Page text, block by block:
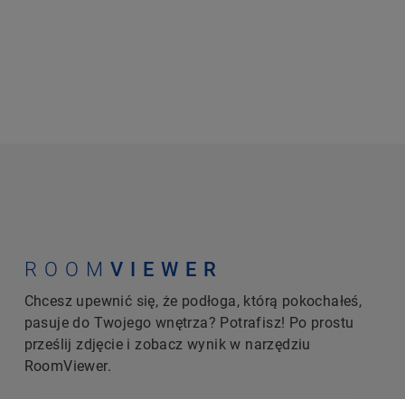
ROOM VIEWER
Chcesz upewnić się, że podłoga, którą pokochałeś,
pasuje do Twojego wnętrza? Potrafisz! Po prostu
prześlij zdjęcie i zobacz wynik w narzędziu
RoomViewer.